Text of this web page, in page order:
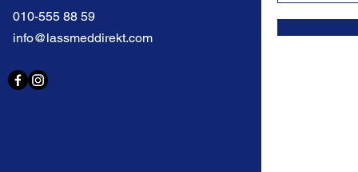
010-555 88 59
info@lassmeddirekt.com